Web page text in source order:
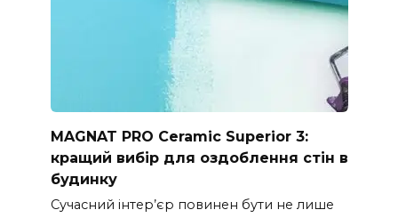
MAGNAT PRO Ceramic Superior 3:
кращий вибір для оздоблення стін в
будинку
Сучасний інтер’єр повинен бути не лише